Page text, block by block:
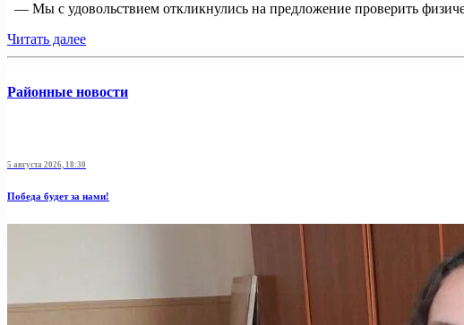
— Мы с удовольствием откликнулись на предложение проверить
Читать далее
Районные новости
5 августа 2026, 18:30
Победа будет за нами!